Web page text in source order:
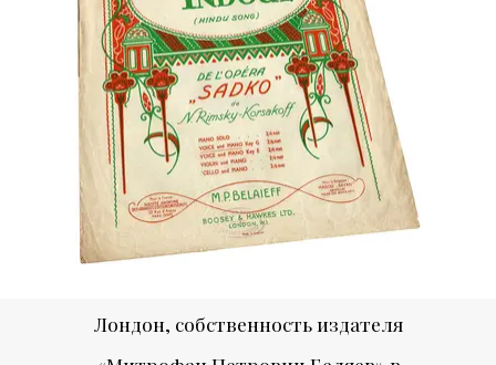
Лондон, собственность издателя